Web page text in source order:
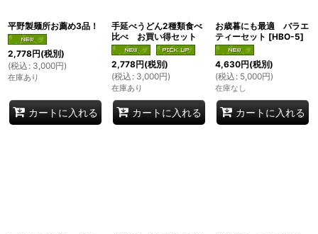
平野製麺所お薦め3品！
2,778円(税別)
(税込 : 3,000円)
在庫あり
カートに入れる
手延べうどん2種類食べ
比べ お買い得セット
2,778円(税別)
(税込 : 3,000円)
在庫あり
カートに入れる
お歳暮にも最適 バラエ
ティーセット [HBO-5]
4,630円(税別)
(税込 : 5,000円)
在庫なし
カートに入れる